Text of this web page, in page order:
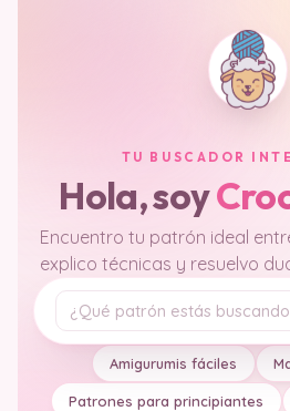
TU BUSCADOR
Hola, soy
Encuentro tu patrón ideal
explico técnicas y resuelvo
Tu pregunta
Amigurumis fáciles
Patrones para principiantes